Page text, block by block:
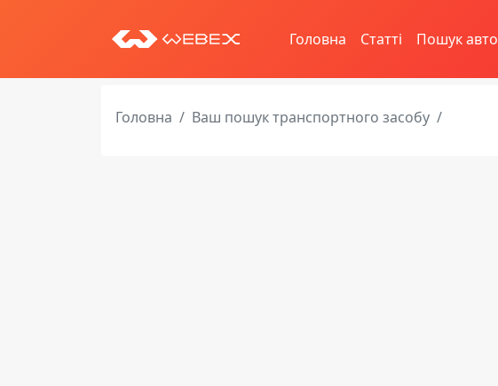
Головна Статті Пошук авто
Головна Ваш пошук транспортного засобу